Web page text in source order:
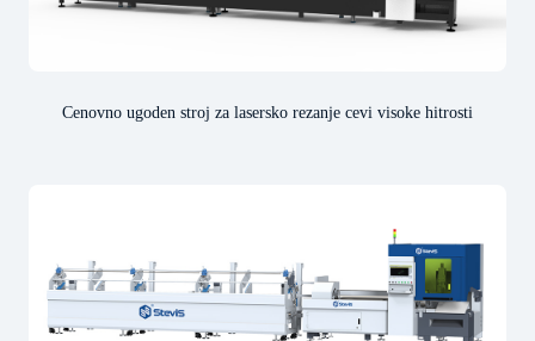
Cenovno ugoden stroj za lasersko rezanje cevi visoke hitrosti